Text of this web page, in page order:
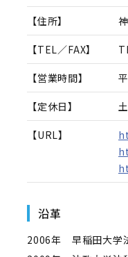
【住所】
【TEL／FAX】
【営業時間】
【定休日】
【URL】
沿革
2006年 早稲田大学